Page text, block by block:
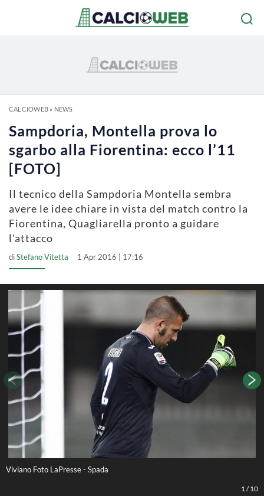
CALCIOWEB» NEWS
Sampdoria, Montella prova lo
sgarbo alla Fiorentina: ecco l’11
[FOTO]
Il tecnico della Sampdoria Montella sembra
avere le idee chiare in vista del match contro la
Fiorentina, Quagliarella pronto a guidare
l'attacco
diStefano Vitetta 1 Apr 2016 | 17:16
Viviano Foto LaPresse - Spada
1 /10